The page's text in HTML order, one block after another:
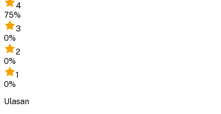
4
75%
3
0%
2
0%
1
0%
Ulasan